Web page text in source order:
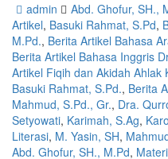
admin Abd. Ghofur, SH.,
Artikel, Basuki Rahmat, S.Pd,
M.Pd., Berita Artikel Bahasa
Berita Artikel Bahasa Inggris
Artikel Fiqih dan Akidah Ahlak
Basuki Rahmat, S.Pd., Berita
Mahmud, S.Pd., Gr., Dra.
Setyowati, Karimah, S.Ag,
Literasi, M. Yasin, SH,
Abd. Ghofur, SH., M.Pd,